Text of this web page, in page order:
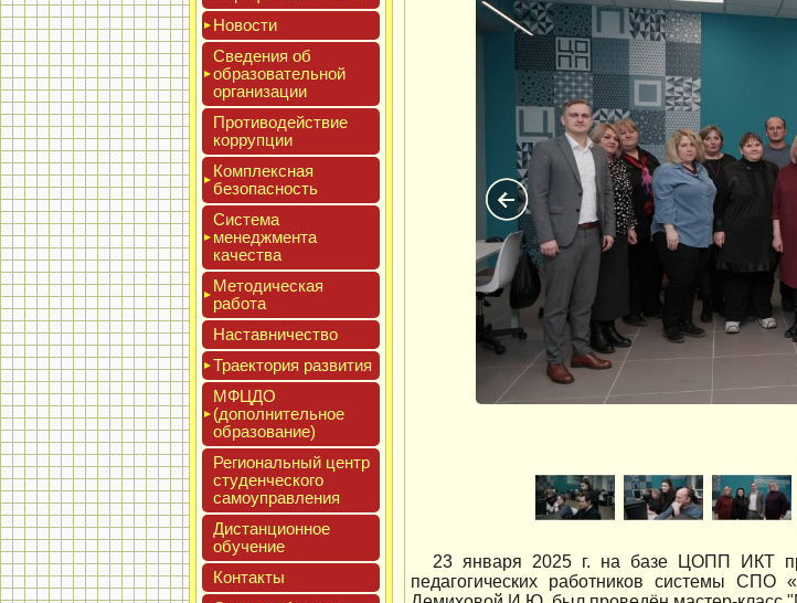
Новос­ти
Све­дения об
об­ра­зова­тель­ной
ор­га­низа­ции
Про­тиво­дей­ствие
кор­рупции
Ком­плексная
бе­зопас­ность
Сис­те­ма
ме­нед­жмен­та
ка­чес­тва
Мето­дичес­кая
ра­бота
Нас­тавни­чес­тво
Тра­ек­то­рия раз­ви­тия
МФЦДО
(до­пол­ни­тель­ное
об­ра­зова­ние)
Реги­ональ­ный центр
сту­ден­ческо­го
са­мо­уп­равле­ния
Дис­танци­он­ное
обу­чение
Кон­такты
23 января 2025 г. на базе ЦОПП ИКТ
педагогических работников системы СПО